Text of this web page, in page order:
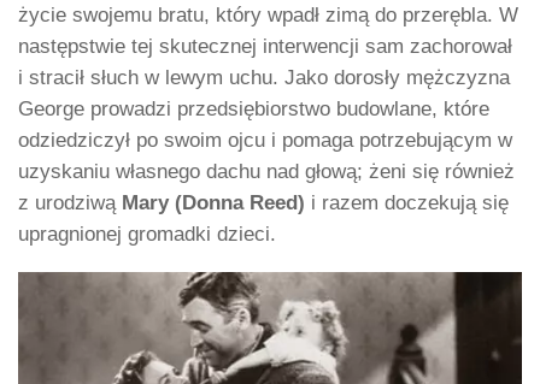
życie swojemu bratu, który wpadł zimą do przerębla. W
następstwie tej skutecznej interwencji sam zachorował
i stracił słuch w lewym uchu. Jako dorosły mężczyzna
George prowadzi przedsiębiorstwo budowlane, które
odziedziczył po swoim ojcu i pomaga potrzebującym w
uzyskaniu własnego dachu nad głową; żeni się również
z urodziwą Mary (Donna Reed) i razem doczekują się
upragnionej gromadki dzieci.